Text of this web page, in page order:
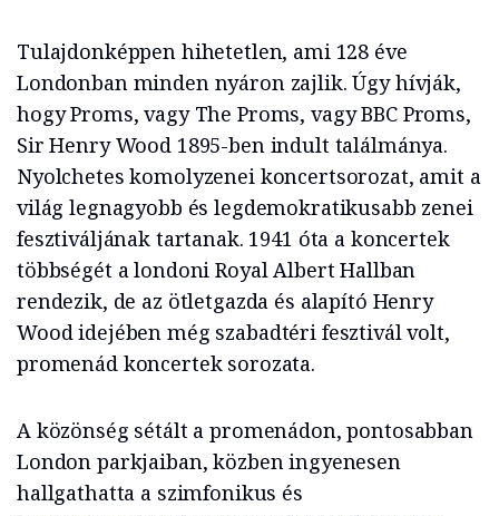
Tulajdonképpen hihetetlen, ami 128 éve
Londonban minden nyáron zajlik. Úgy hívják,
hogy Proms, vagy The Proms, vagy BBC Proms,
Sir Henry Wood 1895-ben indult találmánya.
Nyolchetes komolyzenei koncertsorozat, amit a
világ legnagyobb és legdemokratikusabb zenei
fesztiváljának tartanak. 1941 óta a koncertek
többségét a londoni Royal Albert Hallban
rendezik, de az ötletgazda és alapító Henry
Wood idejében még szabadtéri fesztivál volt,
promenád koncertek sorozata.
A közönség sétált a promenádon, pontosabban
London parkjaiban, közben ingyenesen
hallgathatta a szimfonikus és